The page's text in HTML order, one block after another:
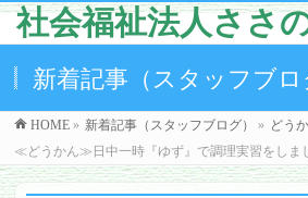
社会福祉法人ささ
新着記事（スタッフブロ
HOME » 新着記事（スタッフブログ） » どう
≪どうかん≫日中一時『ゆず』で調理実習をしま